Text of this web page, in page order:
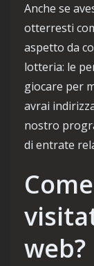
Anche se
otterresti
aspetto da
lotteria: le
giocare per
avrai
nostro
di entrate
web?